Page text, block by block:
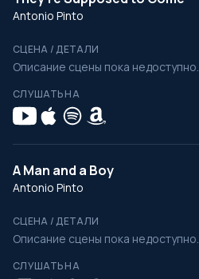
Antonio Pinto
СЦЕНА / ДЕТАЛИ
Описание сцены пока недоступно.
СЛУШАТЬ НА
A Man and a Boy
Antonio Pinto
СЦЕНА / ДЕТАЛИ
Описание сцены пока недоступно.
СЛУШАТЬ НА